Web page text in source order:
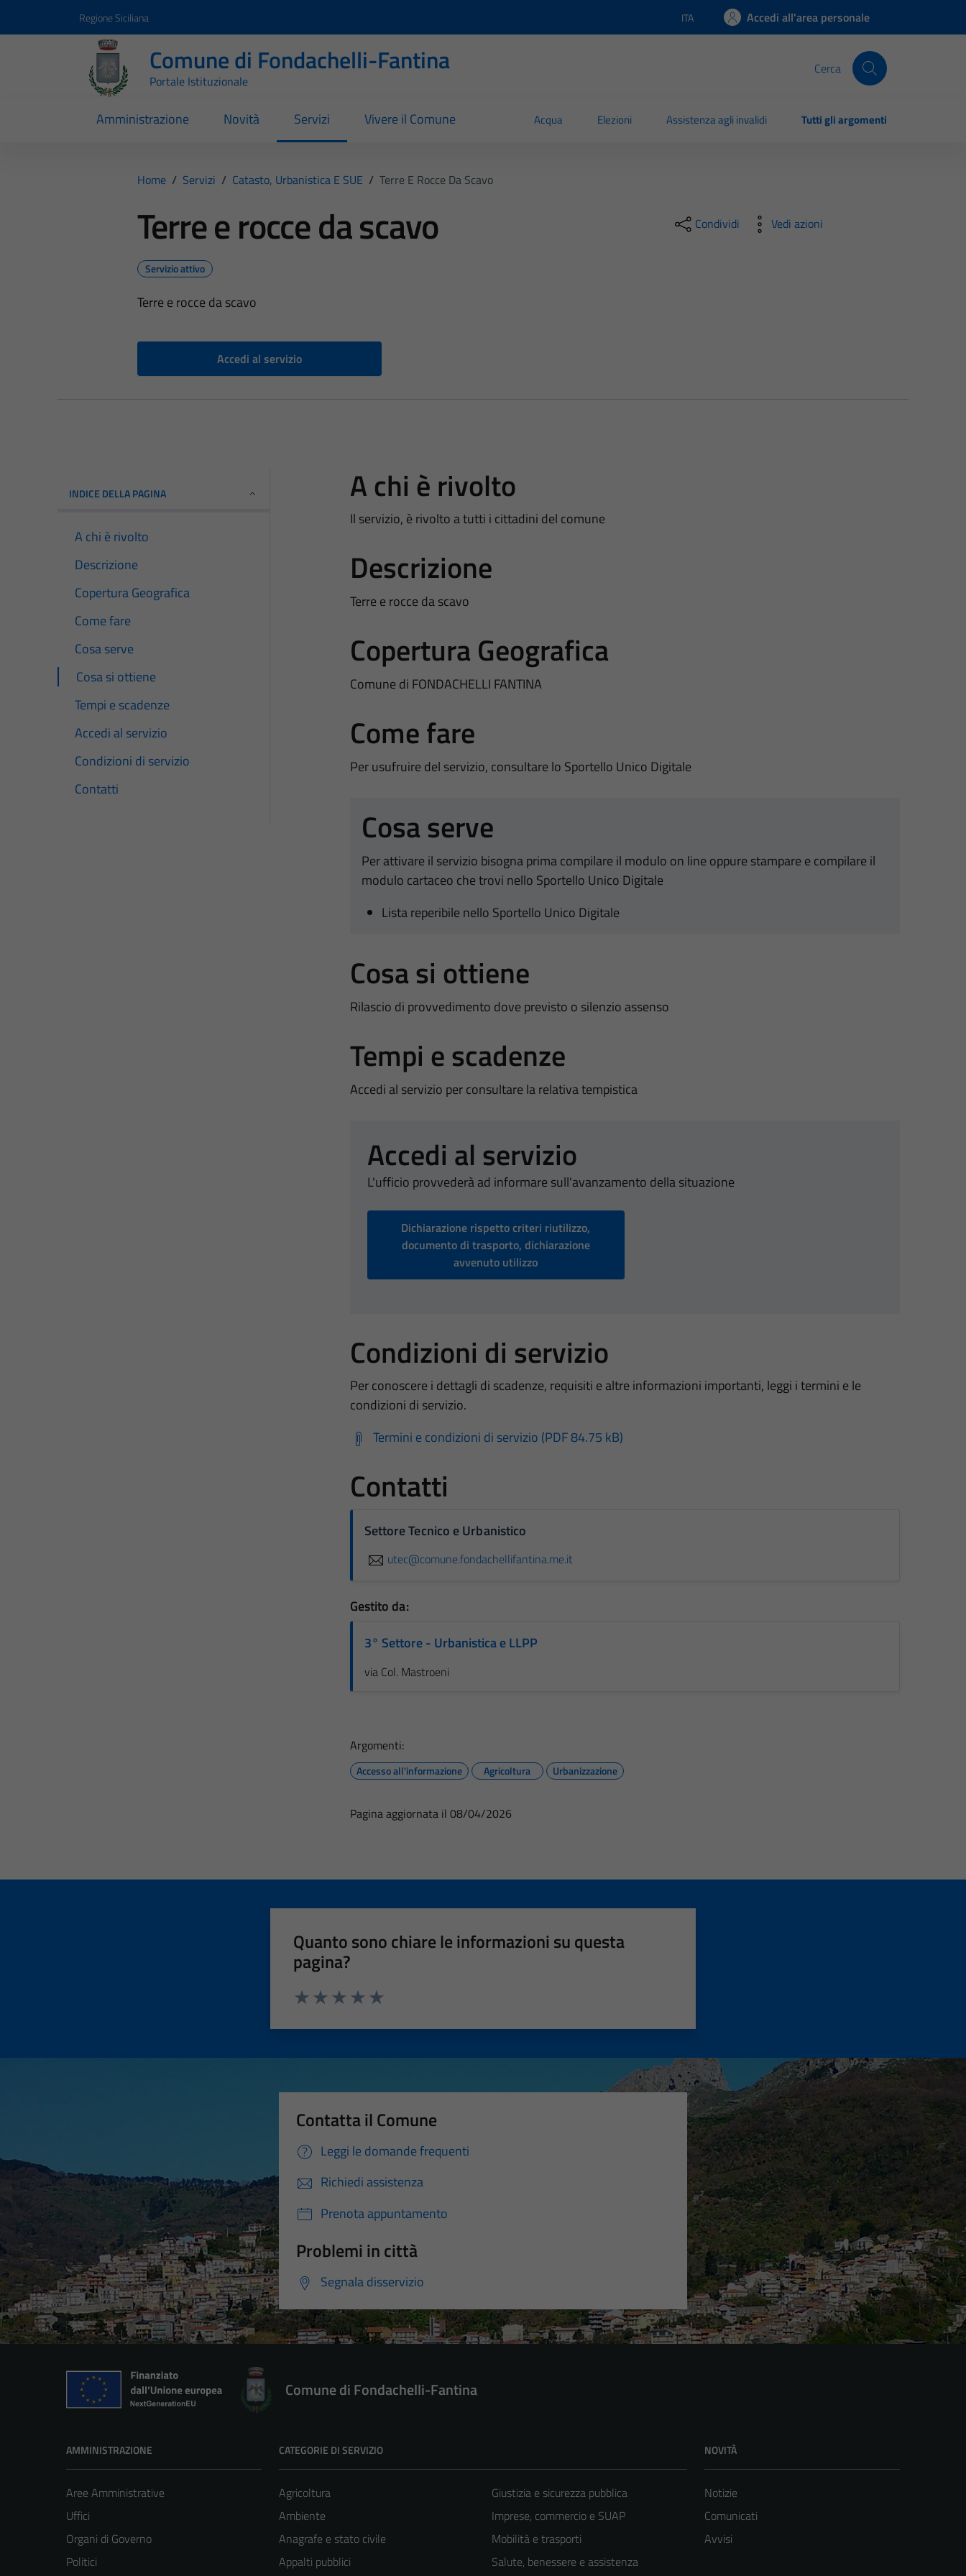
Regione Siciliana Lingua attiva:
ITA Accedi all'area personale
Comune di Fondachelli-Fantina
Portale Istituzionale
Cerca
Amministrazione Novità Servizi Vivere il Comune Acqua Elezioni Assistenza agli invalidi Tutti gli argomenti
Home / Servizi / Catasto, Urbanistica E SUE / Terre E Rocce Da Scavo
Terre e rocce da scavo
Servizio attivo
Terre e rocce da scavo
Accedi al servizio
Condividi Vedi azioni
INDICE DELLA PAGINA
A chi è rivolto
Descrizione
Copertura Geografica
Come fare
Cosa serve
Cosa si ottiene
Tempi e scadenze
Accedi al servizio
Condizioni di servizio
Contatti
A chi è rivolto
Il servizio, è rivolto a tutti i cittadini del comune
Descrizione
Terre e rocce da scavo
Copertura Geografica
Comune di FONDACHELLI FANTINA
Come fare
Per usufruire del servizio, consultare lo Sportello Unico Digitale
Cosa serve
Per attivare il servizio bisogna prima compilare il modulo on line oppure stampare e compilare il
modulo cartaceo che trovi nello Sportello Unico Digitale
Lista reperibile nello Sportello Unico Digitale
Cosa si ottiene
Rilascio di provvedimento dove previsto o silenzio assenso
Tempi e scadenze
Accedi al servizio per consultare la relativa tempistica
Accedi al servizio
L'ufficio provvederà ad informare sull'avanzamento della situazione
Dichiarazione rispetto criteri riutilizzo,
documento di trasporto, dichiarazione
avvenuto utilizzo
Condizioni di servizio
Per conoscere i dettagli di scadenze, requisiti e altre informazioni importanti, leggi i termini e le
condizioni di servizio.
Termini e condizioni di servizio (PDF 84.75 kB)
Contatti
Settore Tecnico e Urbanistico
utec@comune.fondachellifantina.me.it
Gestito da:
3° Settore - Urbanistica e LLPP
via Col. Mastroeni
Argomenti:
Accesso all'informazione Agricoltura Urbanizzazione
Pagina aggiornata il 08/04/2026
Quanto sono chiare le informazioni su questa
pagina?
Contatta il Comune
Leggi le domande frequenti
Richiedi assistenza
Prenota appuntamento
Problemi in città
Segnala disservizio
Comune di Fondachelli-Fantina
AMMINISTRAZIONE
Aree Amministrative
Uffici
Organi di Governo
Politici
CATEGORIE DI SERVIZIO
Agricoltura
Ambiente
Anagrafe e stato civile
Appalti pubblici
Giustizia e sicurezza pubblica
Imprese, commercio e SUAP
Mobilità e trasporti
Salute, benessere e assistenza
NOVITÀ
Notizie
Comunicati
Avvisi